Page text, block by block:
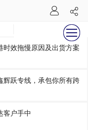
时效拖慢原因及出货方案
辉跃专线，承包你所有跨
客户手中